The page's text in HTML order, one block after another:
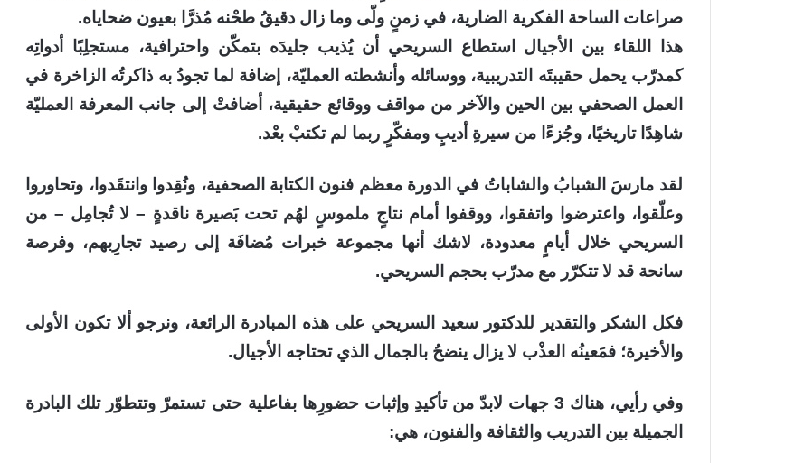
صراعات الساحة الفكرية الضارية، في زمنٍ ولّى وما زال دقيقُ طحْنه مُذرَّا بعيون ضحاياه.
هذا اللقاء بين الأجيال استطاع السريحي أن يُذيب جليدَه بتمكّن واحترافية، مستجلِبًا أدواتِه
كمدرّب يحمل حقيبتَه التدريبية، ووسائله وأنشطته العمليّة، إضافة لما تجودُ به ذاكرتُه الزاخرة في
العمل الصحفي بين الحين والآخر من مواقف ووقائع حقيقية، أضافتْ إلى جانب المعرفة العمليّة
شاهِدًا تاريخيًا، وجُزءًا من سيرةِ أديبٍ ومفكّرٍ ربما لم تكتبْ بعْد.
لقد مارسَ الشبابُ والشاباتُ في الدورة معظم فنون الكتابة الصحفية، ونُقِدوا وانتقَدوا، وتحاوروا
وعلّقوا، واعترضوا واتفقوا، ووقفوا أمام نتاجٍ ملموسٍ لهُم تحت بَصيرة ناقدةٍ – لا تُجامِل – من
السريحي خلال أيامٍ معدودة، لاشك أنها مجموعة خبرات مُضافَة إلى رصيد تجارِبهم، وفرصة
سانحة قد لا تتكرّر مع مدرّب بحجم السريحي.
فكل الشكر والتقدير للدكتور سعيد السريحي على هذه المبادرة الرائعة، ونرجو ألا تكون الأولى
والأخيرة؛ فمَعينُه العذْب لا يزال ينضحُ بالجمال الذي تحتاجه الأجيال.
وفي رأيي، هناك 3 جهات لابدّ من تأكيدِ وإثبات حضورِها بفاعلية حتى تستمرّ وتتطوّر تلك البادرة
الجميلة بين التدريب والثقافة والفنون، هي: